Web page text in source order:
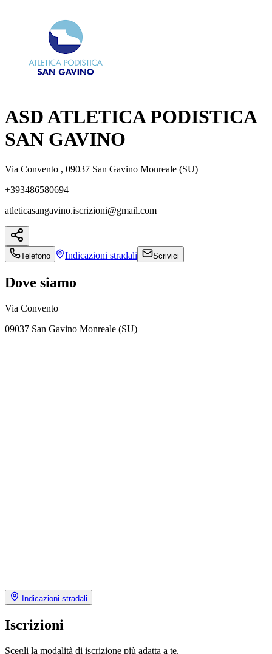
ASD ATLETICA PODISTICA
SAN GAVINO
Via Convento , 09037 San Gavino Monreale (SU)
+393486580694
atleticasangavino.iscrizioni@gmail.com
Telefono Indicazioni stradali Scrivici
Dove siamo
Via Convento
09037 San Gavino Monreale (SU)
Indicazioni stradali
Iscrizioni
Scegli la modalità di iscrizione più adatta a te.